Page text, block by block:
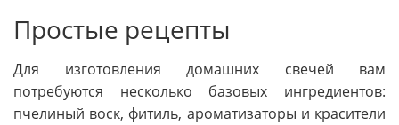
Простые рецепты
Для изготовления домашних свечей вам
потребуются несколько базовых ингредиентов:
пчелиный воск, фитиль, ароматизаторы и красители